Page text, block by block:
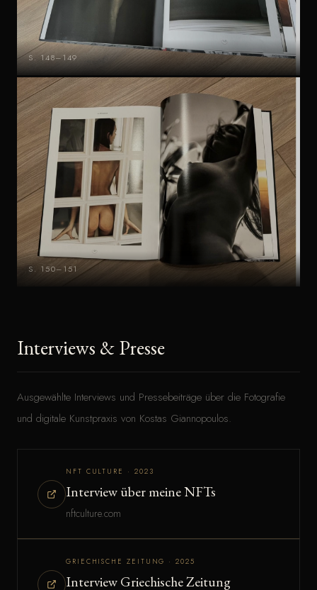
S. 148–149
S. 150–151
Interviews & Presse
Ausgewählte Interviews und Pressebeiträge über die Fotografie
und digitale Kunstpraxis von Kostas Giannopoulos.
NFT CULTURE · 2023
Interview über meine NFTs
nftculture.com
GRIECHISCHE ZEITUNG · 2025
Interview Griechische Zeitung